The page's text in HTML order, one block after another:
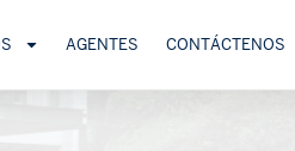
AGENTES CONTÁCTENOS